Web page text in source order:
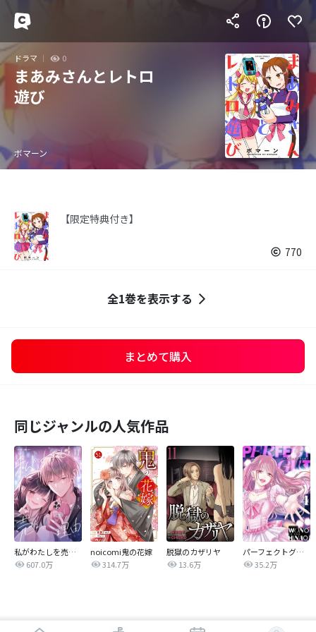
ドラマ 0
まあみさんとレトロ
遊び
ボマーン
【限定特典付き】
770
全1巻を表示する
まとめて購入
同じジャンルの人気作品
私がわたしを売る理由
607.0万
noicomi鬼の花嫁
314.7万
脱獄のカザリヤ
13.6万
パーフェクトグリッター
35.2万